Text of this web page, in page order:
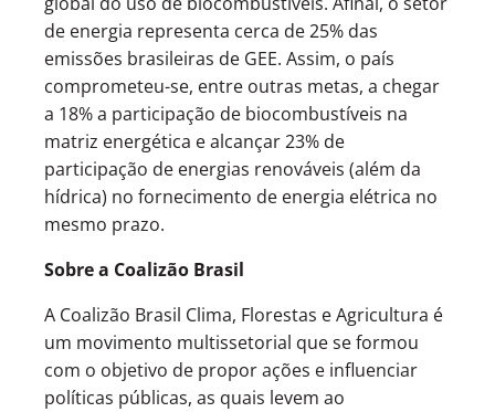
de energia representa cerca de 25% das
emissões brasileiras de GEE. Assim, o país
comprometeu-se, entre outras metas, a chegar
a 18% a participação de biocombustíveis na
matriz energética e alcançar 23% de
participação de energias renováveis (além da
hídrica) no fornecimento de energia elétrica no
mesmo prazo.
Sobre a Coalizão Brasil
A Coalizão Brasil Clima, Florestas e Agricultura é
um movimento multissetorial que se formou
com o objetivo de propor ações e influenciar
políticas públicas, as quais levem ao